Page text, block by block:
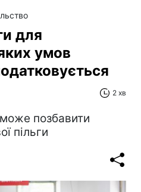
для
умов
2 хв
позбавити
пільги